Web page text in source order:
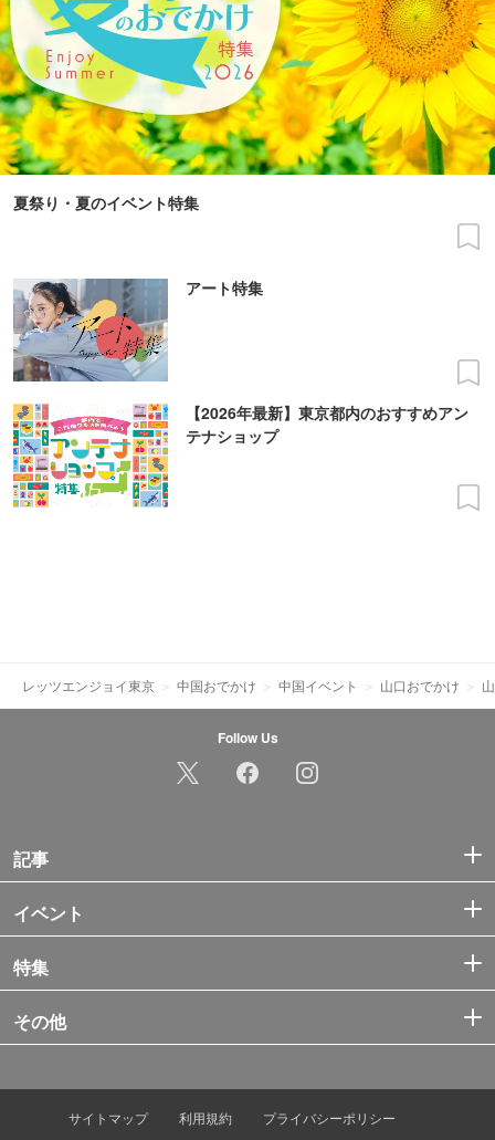
夏祭り・夏のイベント特集
アート特集
【2026年最新】東京都内のおすすめアン
テナショップ
レッツエンジョイ東京 中国おでかけ 中国イベント 山口おでかけ
Follow Us
記事
イベント
特集
その他
サイトマップ 利用規約 プライバシーポリシー